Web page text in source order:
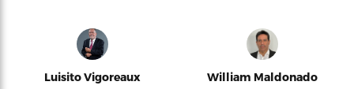
Luisito Vigoreaux William Maldonado